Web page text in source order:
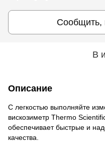
Сообщить,
В
Описание
С легкостью выполняйте
вискозиметр Thermo
обеспечивает быстрые и
качества.